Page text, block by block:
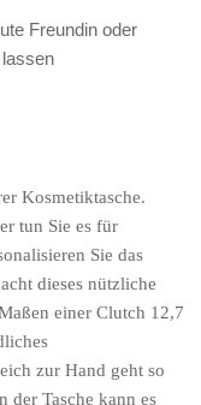
Freundin oder
Kosmetiktasche.
tun Sie es für
Sie das
dieses nützliche
einer Clutch 12,7
zur Hand geht so
der Tasche kann es